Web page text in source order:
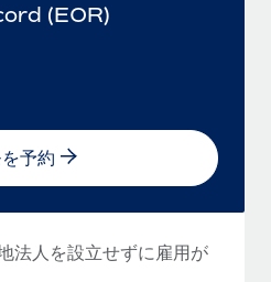
(EOR)
予約
法人を設立せずに雇用が